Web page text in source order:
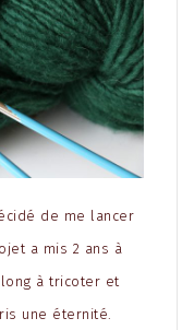
de me lancer
a mis 2 ans à
long à tricoter et
une éternité.